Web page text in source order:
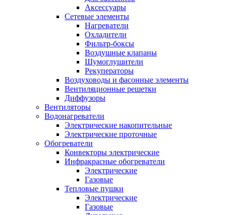
Аксессуары
Сетевые элементы
Нагреватели
Охладители
Фильтр-боксы
Воздушные клапаны
Шумоглушители
Рекуператоры
Воздуховоды и фасонные элементы
Вентиляционные решетки
Диффузоры
Вентиляторы
Водонагреватели
Электрические накопительные
Электрические проточные
Обогреватели
Конвекторы электрические
Инфракрасные обогреватели
Электрические
Газовые
Тепловые пушки
Электрические
Газовые